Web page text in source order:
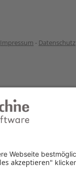
Impressum - Datenschutz